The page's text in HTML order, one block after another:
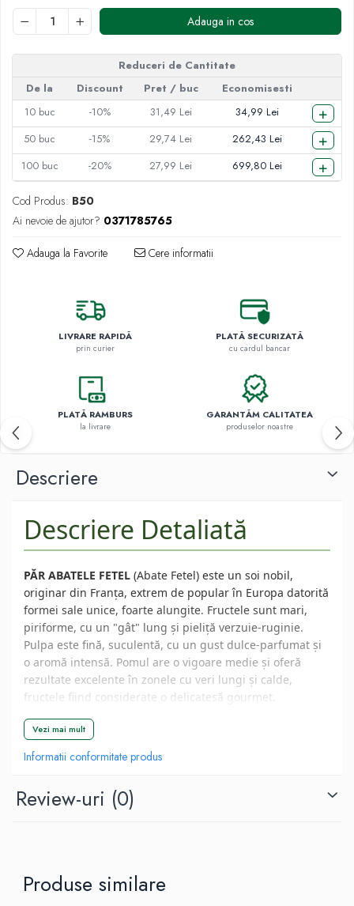
Adauga in cos
Reduceri de Cantitate
De la
Discount Pret / buc
Economisesti
10buc -10% 31,49 Lei 34,99 Lei +
50 buc -15% 29,74 Lei 262,43 Lei +
100buc -20% 27,99 Lei 699,80 Lei +
Cod Produs: B50
Ai nevoie de ajutor? 0371785765
Adauga la Favorite Cere informatii
LIVRARE RAPIDĂ
prin curier
PLATĂ SECURIZATĂ
cu cardul bancar
PLATĂ RAMBURS
la livrare
GARANTĂM CALITATEA
produselor noastre
Descriere
Descriere Detaliată
PĂR ABATELE FETEL (Abate Fetel) este un soi nobil,
originar din Franța, extrem de popular în Europa datorită
formei sale unice, foarte alungite. Fructele sunt mari,
piriforme, cu un "gât" lung și pieliță verzuie-ruginie.
Pulpa este fină, suculentă, cu un gust dulce-parfumat și
o aromă intensă. Pomul are o vigoare medie și oferă
rezultate excelente în zonele cu veri lungi și calde,
fructele fiind considerate o delicatesă gourmet.
📦 Specificații Tehnice
🧬 Tip:Soi de Toamnă (Gourmet).
📏 Mod de livrare:
Ghid de Plantare și
Vezi mai mult
Informatii conformitate produs
Review-uri (0)
Produse similare